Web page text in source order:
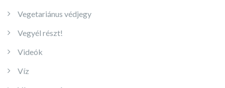
Vegetariánus védjegy
Vegyél részt!
Videók
Víz